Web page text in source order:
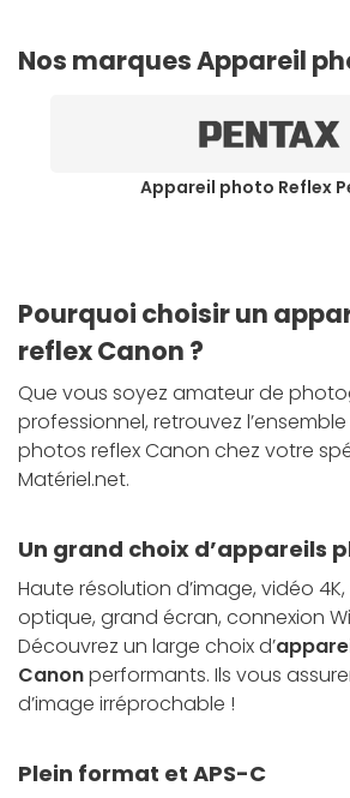
Nos marques Appareil
Appareil photo Reflex
Pourquoi choisir un
reflex Canon ?
Que vous soyez amateur de
professionnel, retrouvez
photos reflex Canon chez votre
Matériel.net.
Un grand choix d’appareils
Haute résolution d’image, vidéo
optique, grand écran, connexion
Découvrez un large choix d’
Canonperformants. Ils vous
d’image irréprochable !
Plein format et APS-C